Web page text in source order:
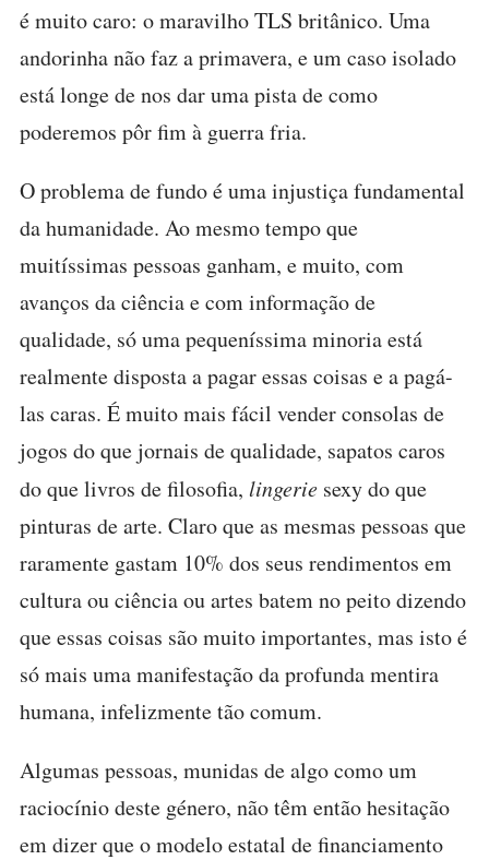
é muito caro: o maravilho TLS britânico. Uma
andorinha não faz a primavera, e um caso isolado
está longe de nos dar uma pista de como
poderemos pôr fim à guerra fria.
O problema de fundo é uma injustiça fundamental
da humanidade. Ao mesmo tempo que
muitíssimas pessoas ganham, e muito, com
avanços da ciência e com informação de
qualidade, só uma pequeníssima minoria está
realmente disposta a pagar essas coisas e a pagá-
las caras. É muito mais fácil vender consolas de
jogos do que jornais de qualidade, sapatos caros
do que livros de filosofia, lingerie sexy do que
pinturas de arte. Claro que as mesmas pessoas que
raramente gastam 10% dos seus rendimentos em
cultura ou ciência ou artes batem no peito dizendo
que essas coisas são muito importantes, mas isto é
só mais uma manifestação da profunda mentira
humana, infelizmente tão comum.
Algumas pessoas, munidas de algo como um
raciocínio deste género, não têm então hesitação
em dizer que o modelo estatal de financiamento